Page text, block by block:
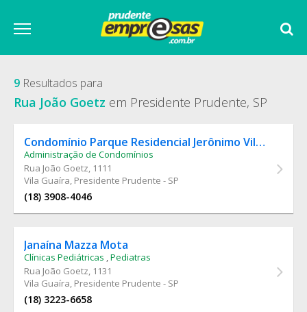
9 Resultados para
Rua João Goetz em Presidente Prudente, SP
Condomínio Parque Residencial Jerônimo Vilella
Administração de Condomínios
Rua João Goetz, 1111
Vila Guaíra, Presidente Prudente - SP
(18) 3908-4046
Janaína Mazza Mota
Clínicas Pediátricas ,Pediatras
Rua João Goetz, 1131
Vila Guaíra, Presidente Prudente - SP
(18) 3223-6658